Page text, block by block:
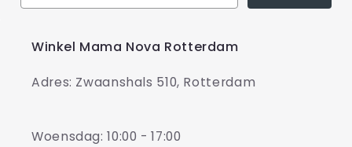
Winkel Mama Nova Rotterdam
Adres: Zwaanshals 510, Rotterdam
Woensdag: 10:00 - 17:00